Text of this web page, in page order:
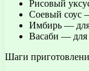
Рисовый
Соевый соус
Имбирь —
Васаби — для
Шаги